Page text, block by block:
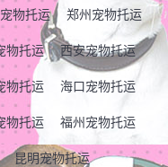
物托运
郑州宠物托运
物托运
西安宠物托运
物托运
海口宠物托运
物托运
福州宠物托运
昆明宠物托运